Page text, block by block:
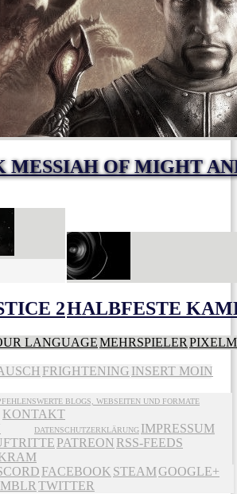
MESSIAH OF MIGHT
2HALBFESTE
LANGUAGEMEHRSPIELER
FRIGHTENING INSERT MOIN
BLOGS, WEBSEITEN UND FORMATE
KONTAKT
DATENSCHUTZERKLÄRUNG IMPRESSUM
PATREON RSS-FEEDS
FACEBOOK STEAMGOOGLE+
TWITTER